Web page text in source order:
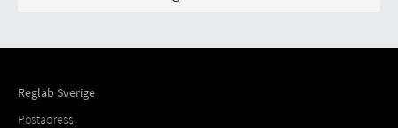
Reglab Sverige
Postadress